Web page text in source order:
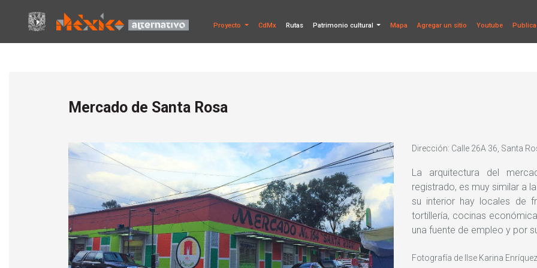
Proyecto CdMx Rutas Patrimonio cultural Mapa Agregar un sitio Youtube
Mercado de Santa Rosa
Dirección: Calle 26A 36, Santa
La arquitectura del
registrado, es muy similar a
su interior hay locales de
tortillería, cocinas
una fuente de empleo y por
Fotografía de Ilse Karina